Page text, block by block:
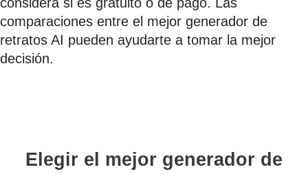
comparaciones entre el mejor generador de
retratos AI pueden ayudarte a tomar la mejor
decisión.
Elegir el mejor generador de